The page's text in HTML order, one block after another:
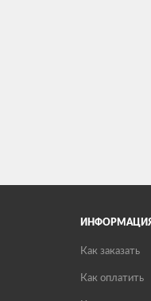
Как заказать
Как оплатить